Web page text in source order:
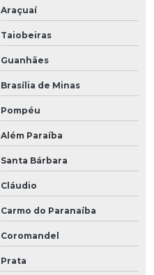
Araçuaí
Taiobeiras
Guanhães
Brasília de Minas
Pompéu
Além Paraíba
Santa Bárbara
Cláudio
Carmo do Paranaíba
Coromandel
Prata